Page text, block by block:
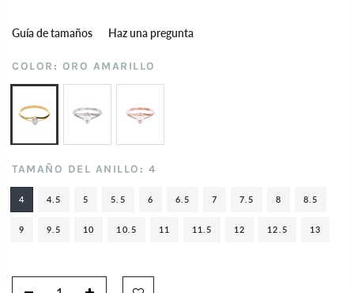
Guía de tamaños Haz una pregunta
COLOR: ORO AMARILLO
TAMAÑO DEL ANILLO: 4
4 4.5 5 5.5 6 6.5 7 7.5 8 8.5
9 9.5 10 10.5 11 11.5 12 12.5 13